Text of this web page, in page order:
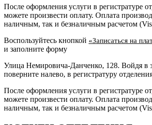
После оформления услуги в регистратуре
можете произвести оплату. Оплата
наличным, так и безналичным расчетом
Воспользуйтесь кнопкой «Записаться на
и заполните форму
Улица Немировича-Данченко, 128. Войдя в
поверните налево, в регистратуру
После оформления услуги в регистратуре
можете произвести оплату. Оплата
наличным, так и безналичным расчетом